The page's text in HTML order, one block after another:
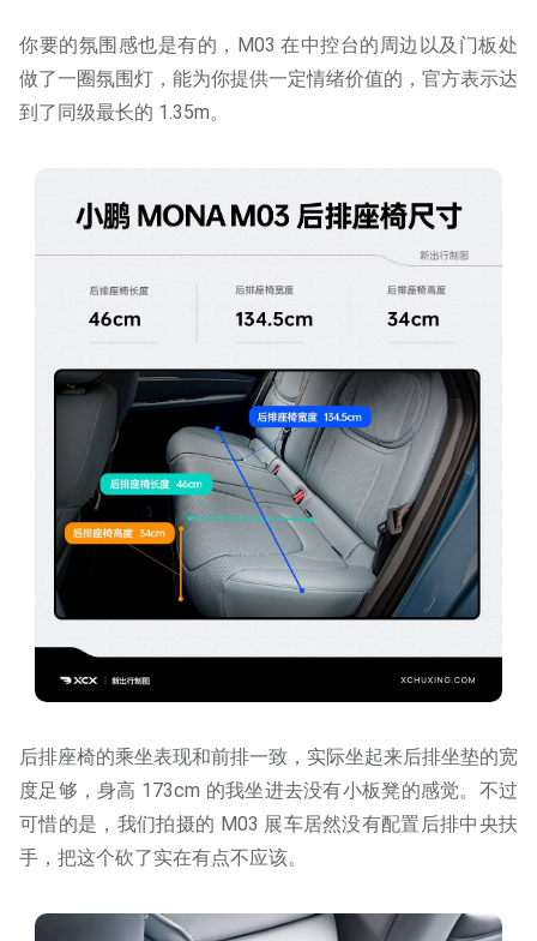
你要的氛围感也是有的，M03 在中控台的周边以及门板处
做了一圈氛围灯，能为你提供一定情绪价值的，官方表示达
到了同级最长的 1.35m。
后排座椅的乘坐表现和前排一致，实际坐起来后排坐垫的宽
度足够，身高 173cm 的我坐进去没有小板凳的感觉。不过
可惜的是，我们拍摄的 M03 展车居然没有配置后排中央扶
手，把这个砍了实在有点不应该。